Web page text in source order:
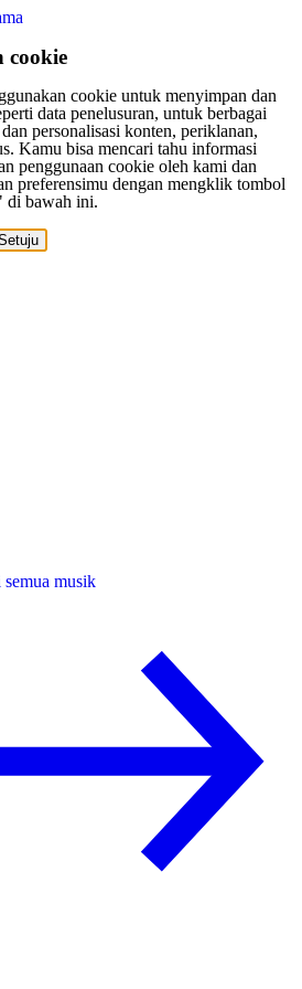
cookie
cookie untuk menyimpan dan
data penelusuran, untuk berbagai
personalisasi konten, periklanan,
Kamu bisa mencari tahu informasi
penggunaan cookie oleh kami dan
preferensimu dengan mengklik tombol
di bawah ini.
semua musik